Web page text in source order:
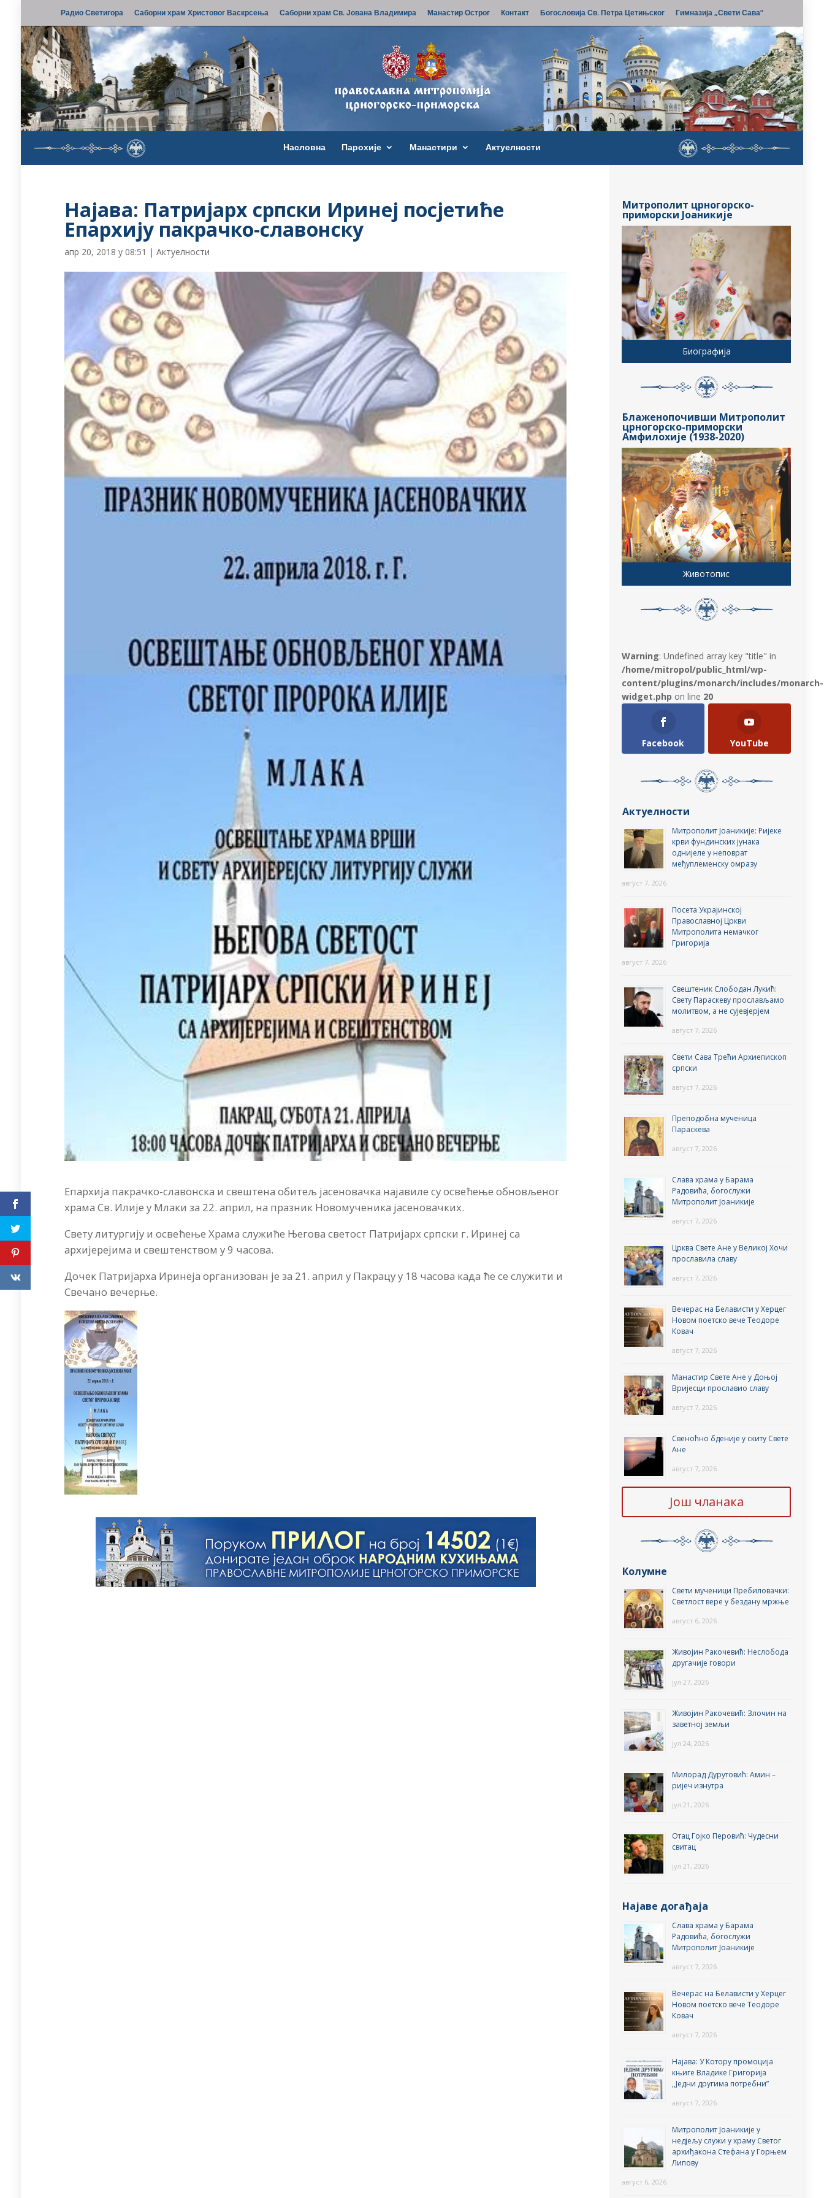
Радио Светигора Саборни храм Христовог Васкрсења Саборни храм Св. Јована Владимира Манастир Острог Контакт Богословија Св. Петра Цетињског Гимназија „Свети Сава“
Насловна Парохије Манастири Актуелности
Најава: Патријарх српски Иринеј посјетиће
Епархију пакрачко-славонску
апр 20, 2018 у 08:51 |Актуелности
Епархија пакрачко-славонска и свештена обитељ јасеновачка најавиле су освећење обновљеног
храма Св. Илије у Млаки за 22. април, на празник Новомученика јасеновачких.
Свету литургију и освећење Храма служиће Његова светост Патријарх српски г. Иринеј са
архијерејима и свештенством у 9 часова.
Дочек Патријарха Иринеја организован је за 21. април у Пакрацу у 18 часова када ће се служити и
Свечано вечерње.
Митрополит црногорско-
приморски Јоаникије
Биографија
Блаженопочивши Митрополит
црногорско-приморски
Амфилохије (1938-2020)
Животопис
Warning: Undefined array key "title" in
/home/mitropol/public_html/wp-
content/plugins/monarch/includes/monarch-
widget.php on line 20
Facebook YouTube
Актуелности
Митрополит Јоаникије: Ријеке
крви фундинских јунака
однијеле у неповрат
међуплеменску омразу
август 7, 2026
Посета Украјинској
Православној Цркви
Митрополита немачког
Григорија
август 7, 2026
Свештеник Слободан Лукић:
Свету Параскеву прослављамо
молитвом, а не сујевјерјем
август 7, 2026
Свети Сава Трећи Архиепископ
српски
август 7, 2026
Преподобна мученица
Параскева
август 7, 2026
Слава храма у Барама
Радовића, богослужи
Митрополит Јоаникије
август 7, 2026
Црква Свете Ане у Великој Хочи
прославила славу
август 7, 2026
Вечерас на Белависти у Херцег
Новом поетско вече Теодоре
Ковач
август 7, 2026
Манастир Свете Ане у Доњој
Вријесци прославио славу
август 7, 2026
Свеноћно бденије у скиту Свете
Ане
август 7, 2026
Још чланака
Колумне
Свети мученици Пребиловачки:
Светлост вере у бездану мржње
август 6, 2026
Живојин Ракочевић: Неслобода
другачије говори
јул 27, 2026
Живојин Ракочевић: Злочин на
заветној земљи
јул 24, 2026
Милорад Дурутовић: Амин –
ријеч изнутра
јул 21, 2026
Отац Гојко Перовић: Чудесни
свитац
јул 21, 2026
Најаве догађаја
Слава храма у Барама
Радовића, богослужи
Митрополит Јоаникије
август 7, 2026
Вечерас на Белависти у Херцег
Новом поетско вече Теодоре
Ковач
август 7, 2026
Најава: У Котору промоција
књиге Владике Григорија
,,Једни другима потребни”
август 7, 2026
Митрополит Јоаникије у
недјељу служи у храму Светог
архиђакона Стефана у Горњем
Липову
август 6, 2026